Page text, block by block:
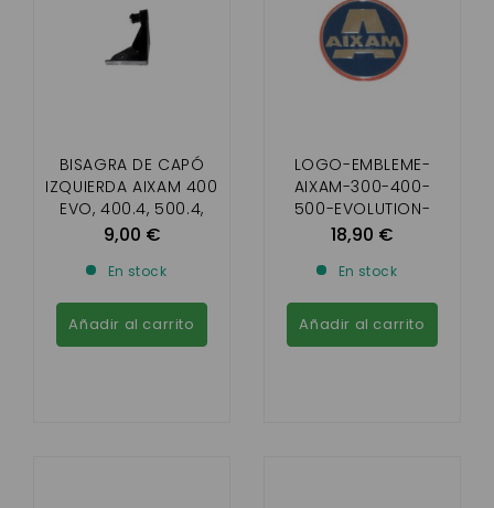
BISAGRA DE CAPÓ
IZQUIERDA AIXAM 400
EVO, 400.4, 500.4,
A721, A741, A751,
CROSSLINE, CITY,
GTO, CROSSOVER
9,00 €
En stock
Añadir al carrito
LOGO-EMBLEME-
AIXAM-300-400-
500-EVOLUTION-
MINIVAN-PICK-UP-
18,90 €
En stock
Añadir al carrito